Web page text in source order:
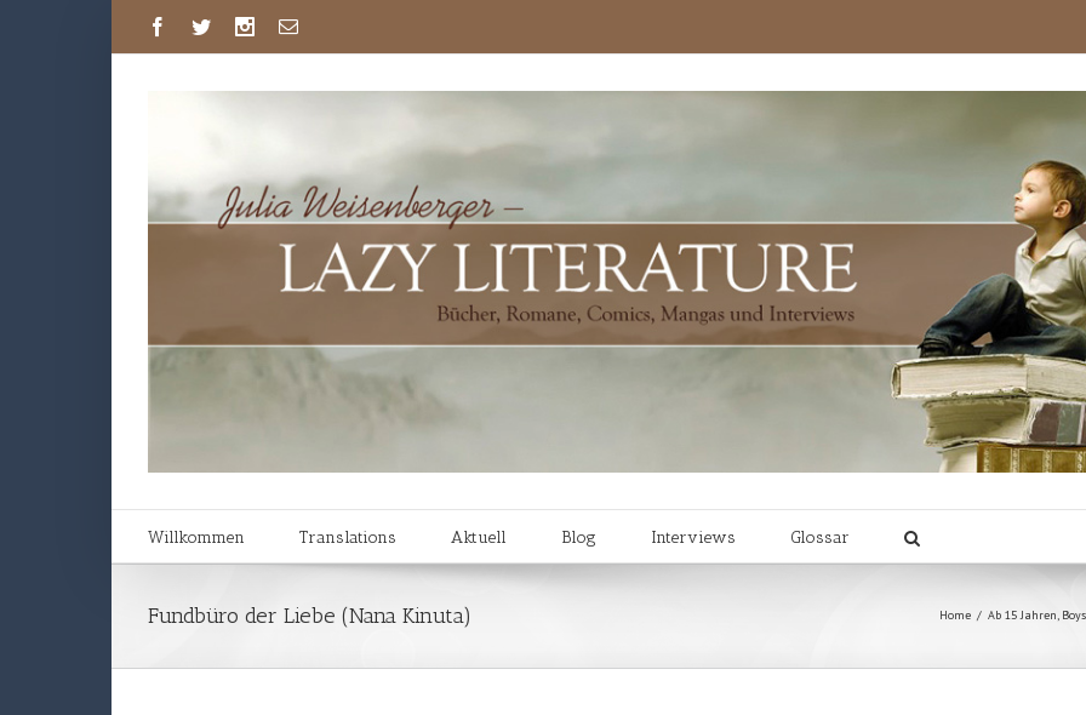
Willkommen Translations Aktuell Blog Interviews Glossar
Fundbüro der Liebe (Nana Kinuta) Home / Ab 15 Jahren,